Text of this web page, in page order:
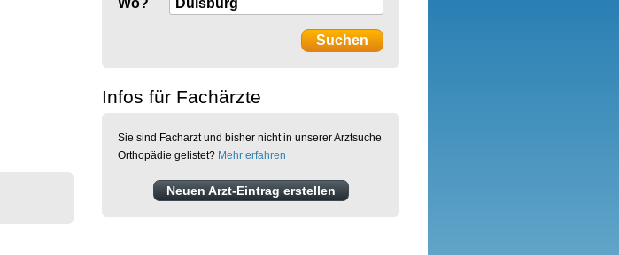
Infos für Fachärzte
Sie sind Facharzt und bisher nicht in unserer Arztsuche
Orthopädie gelistet? Mehr erfahren
Neuen Arzt-Eintrag erstellen